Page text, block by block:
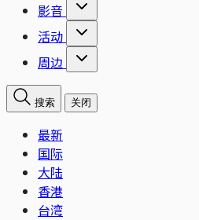
影音
活动
周边
搜索 关闭
最新
国际
大陆
香港
台湾